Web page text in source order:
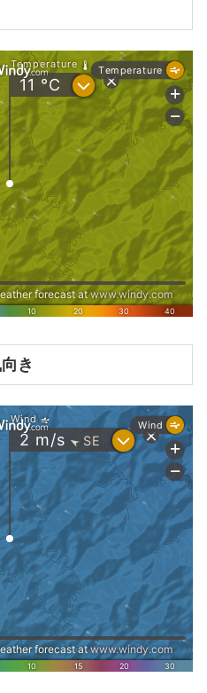
き